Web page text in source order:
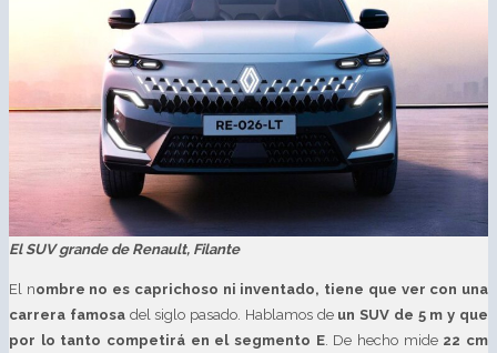
El SUV grande de Renault, Filante
El nombre no es caprichoso ni inventado, tiene que ver con una
carrera famosa del siglo pasado. Hablamos de un SUV de 5 m y que
por lo tanto competirá en el segmento E. De hecho mide 22 cm